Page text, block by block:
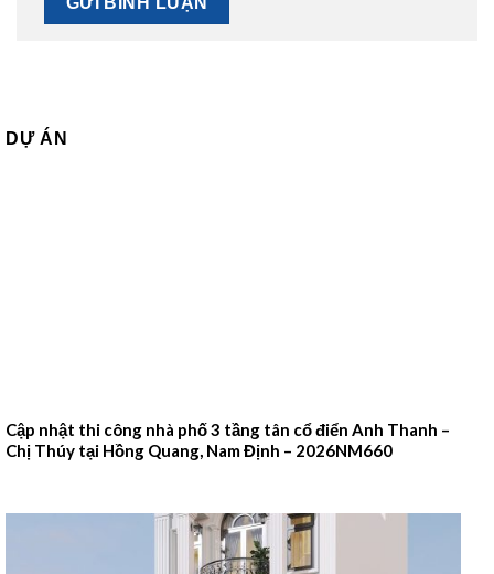
DỰ ÁN
Cập nhật thi công nhà phố 3 tầng tân cổ điển Anh Thanh –
Chị Thúy tại Hồng Quang, Nam Định – 2026NM660